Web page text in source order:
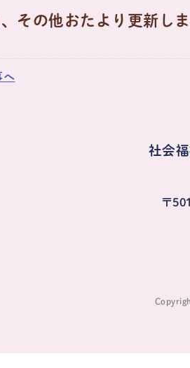
その他おたより更新しま
へ
社会
〒